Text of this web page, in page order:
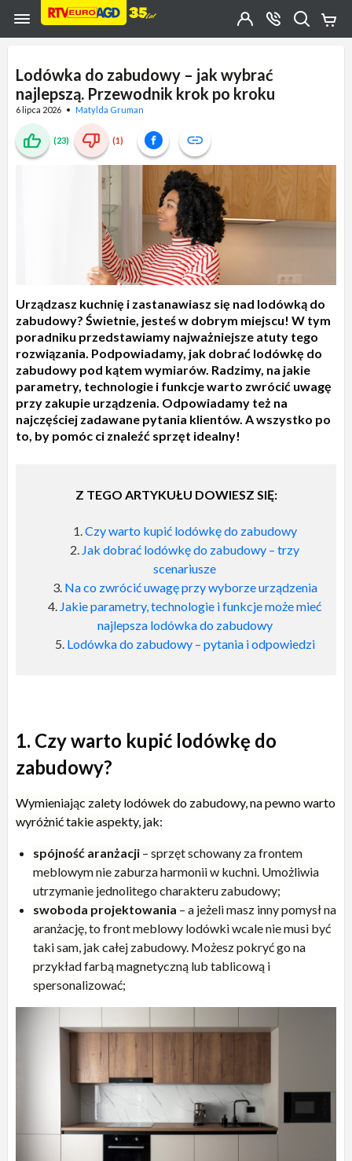
Przejdź do zawartości strony
Przejdź do wyszukiwarki
Przejdź do kategorii
Przejdź do stopki
OTWÓRZ
MENU
Moje
Konto
Lodówka do zabudowy – jak wybrać
najlepszą. Przewodnik krok po kroku
6 lipca 2026 Matylda Gruman
(23) (1)
Urządzasz kuchnię i zastanawiasz się nad lodówką do
zabudowy? Świetnie, jesteś w dobrym miejscu! W tym
poradniku przedstawiamy najważniejsze atuty tego
rozwiązania. Podpowiadamy, jak dobrać lodówkę do
zabudowy pod kątem wymiarów. Radzimy, na jakie
parametry, technologie i funkcje warto zwrócić uwagę
przy zakupie urządzenia. Odpowiadamy też na
najczęściej zadawane pytania klientów. A wszystko po
to, by pomóc ci znaleźć sprzęt idealny!
Z TEGO ARTYKUŁU DOWIESZ SIĘ:
Czy warto kupić lodówkę do zabudowy
Jak dobrać lodówkę do zabudowy – trzy
scenariusze
Na co zwrócić uwagę przy wyborze urządzenia
Jakie parametry, technologie i funkcje może mieć
najlepsza lodówka do zabudowy
Lodówka do zabudowy – pytania i odpowiedzi
1. Czy warto kupić lodówkę do
zabudowy?
Wymieniając zalety lodówek do zabudowy, na pewno warto
wyróżnić takie aspekty, jak:
spójność aranżacji – sprzęt schowany za frontem
meblowym nie zaburza harmonii w kuchni. Umożliwia
utrzymanie jednolitego charakteru zabudowy;
swoboda projektowania – a jeżeli masz inny pomysł na
aranżację, to front meblowy lodówki wcale nie musi być
taki sam, jak całej zabudowy. Możesz pokryć go na
przykład farbą magnetyczną lub tablicową i
spersonalizować;